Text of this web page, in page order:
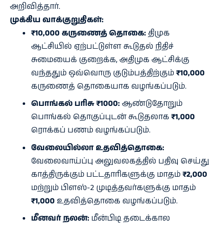
அறிவித்தார்.
முக்கிய வாக்குறுதிகள்:
₹10,000 கருணைத் தொகை:திமுக
ஆட்சியில் ஏற்பட்டுள்ள கூடுதல் நிதிச்
சுமையைக் குறைக்க, அதிமுக ஆட்சிக்கு
வந்ததும் ஒவ்வொரு குடும்பத்திற்கும்₹10,000
கருணைத் தொகையாக வழங்கப்படும்.
பொங்கல் பரிசு ₹1000:ஆண்டுதோறும்
பொங்கல் தொகுப்புடன் கூடுதலாக ₹1,000
ரொக்கப் பணம் வழங்கப்படும்.
வேலையில்லா உதவித்தொகை:
வேலைவாய்ப்பு அலுவலகத்தில் பதிவு செய்து
காத்திருக்கும் பட்டதாரிகளுக்கு மாதம்₹2,000
மற்றும் பிளஸ்-2 முடித்தவர்களுக்கு மாதம்
₹1,000உதவித்தொகை வழங்கப்படும்.
மீனவர் நலன்:மீன்பிடி தடைக்கால